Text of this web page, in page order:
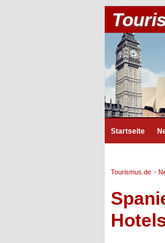
Startseite
Tourismus.de >